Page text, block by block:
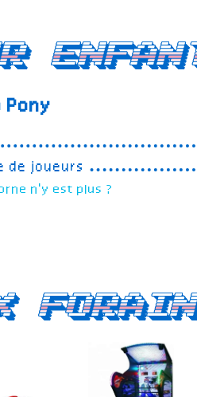
Pony
de joueurs
n'y est plus ?